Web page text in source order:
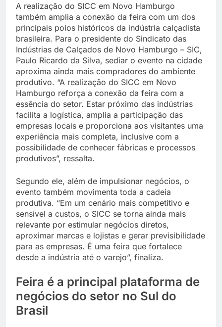
A realização do SICC em Novo Hamburgo
também amplia a conexão da feira com um dos
principais polos históricos da indústria calçadista
brasileira. Para o presidente do Sindicato das
Indústrias de Calçados de Novo Hamburgo – SIC,
Paulo Ricardo da Silva, sediar o evento na cidade
aproxima ainda mais compradores do ambiente
produtivo. “A realização do SICC em Novo
Hamburgo reforça a conexão da feira com a
essência do setor. Estar próximo das indústrias
facilita a logística, amplia a participação das
empresas locais e proporciona aos visitantes uma
experiência mais completa, inclusive com a
possibilidade de conhecer fábricas e processos
produtivos”, ressalta.
Segundo ele, além de impulsionar negócios, o
evento também movimenta toda a cadeia
produtiva. “Em um cenário mais competitivo e
sensível a custos, o SICC se torna ainda mais
relevante por estimular negócios diretos,
aproximar marcas e lojistas e gerar previsibilidade
para as empresas. É uma feira que fortalece
desde a indústria até o varejo”, finaliza.
Feira é a principal plataforma de
negócios do setor no Sul do
Brasil